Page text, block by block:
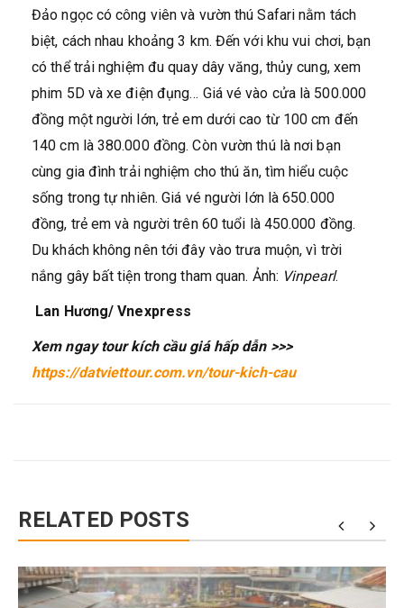
Đảo ngọc có công viên và vườn thú Safari nằm tách
biệt, cách nhau khoảng 3 km. Đến với khu vui chơi, bạn
có thể trải nghiệm đu quay dây văng, thủy cung, xem
phim 5D và xe điện đụng… Giá vé vào cửa là 500.000
đồng một người lớn, trẻ em dưới cao từ 100 cm đến
140 cm là 380.000 đồng. Còn vườn thú là nơi bạn
cùng gia đình trải nghiệm cho thú ăn, tìm hiểu cuộc
sống trong tự nhiên. Giá vé người lớn là 650.000
đồng, trẻ em và người trên 60 tuổi là 450.000 đồng.
Du khách không nên tới đây vào trưa muộn, vì trời
nắng gây bất tiện trong tham quan. Ảnh: Vinpearl.
Lan Hương/ Vnexpress
Xem ngay tour kích cầu giá hấp dẫn >>>
https://datviettour.com.vn/tour-kich-cau
RELATED POSTS